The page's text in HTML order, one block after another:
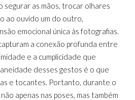
segurar as mãos, trocar olhares
ao ouvido um do outro,
emocional única às fotografias.
a conexão profunda entre
e a cumplicidade que
desses gestos é o que
e tocantes. Portanto, durante o
apenas nas poses, mas também